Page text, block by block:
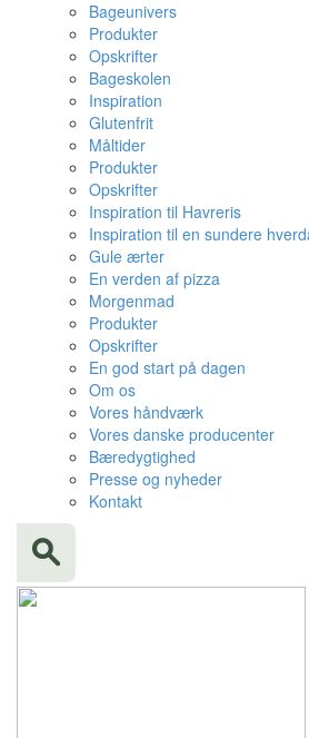
Bageunivers
Produkter
Opskrifter
Bageskolen
Inspiration
Glutenfrit
Måltider
Produkter
Opskrifter
Inspiration til Havreris
Inspiration til en sundere
Gule ærter
En verden af pizza
Morgenmad
Produkter
Opskrifter
En god start på dagen
Om os
Vores håndværk
Vores danske producenter
Bæredygtighed
Presse og nyheder
Kontakt